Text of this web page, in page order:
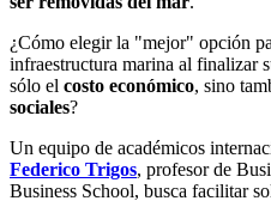
¿Cómo elegir la "mejor" opción
infraestructura marina al finalizar
sólo el costo económico, sino
sociales?
Un equipo de académicos
Federico Trigos, profesor de
Business School, busca facilitar